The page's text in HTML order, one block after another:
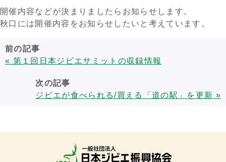
開催内容などが決まりましたらお知らせします。
秋口には開催内容をお知らせしたいと考えています。
前の記事
« 第１回日本ジビエサミットの収録情報
次の記事
ジビエが食べられる/買える「道の駅」を更新 »